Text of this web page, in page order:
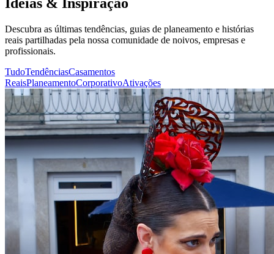
Descubra as últimas tendências, guias de planeamento e histórias
reais partilhadas pela nossa comunidade de noivos, empresas e
profissionais.
TudoTendênciasCasamentos
ReaisPlaneamentoCorporativoAtivações